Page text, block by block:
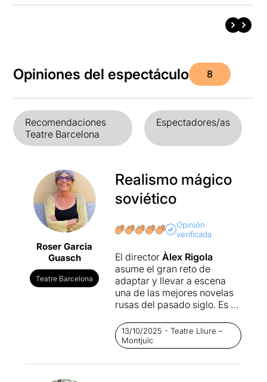
Opiniones del espectáculo 8
Recomendaciones
Teatre Barcelona
Espectadores/as
Roser Garcia
Guasch
Teatre Barcelona
Realismo mágico
soviético
Opinión
verificada
El director Àlex Rigola
asume el gran reto de
adaptar y llevar a escena
una de las mejores novelas
rusas del pasado siglo. Es un
de la obra, la cantidad de
personajes, los saltos en el
tiempo, la magia, el
simbolismo y la mezcla
13/10/2025 - Teatre Lliure –
Montjuïc